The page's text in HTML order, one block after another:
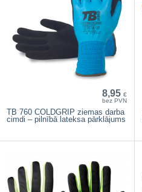
8,95 €
bez PVN
TB 760 COLDGRIP ziemas darba
cimdi – pilnībā lateksa pārklājums